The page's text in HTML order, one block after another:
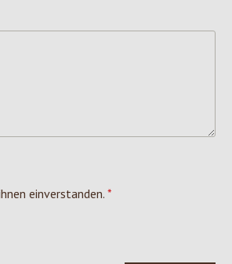
einverstanden.*